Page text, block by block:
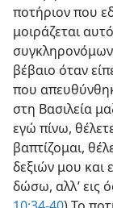
ποτήριον που
μοιράζεται
συγκληρονόμων
βέβαιο όταν
που
στη Βασιλεία
εγώ πίνω,
βαπτίζομαι,
δεξιών μου και
δώσω, αλλ’ εις